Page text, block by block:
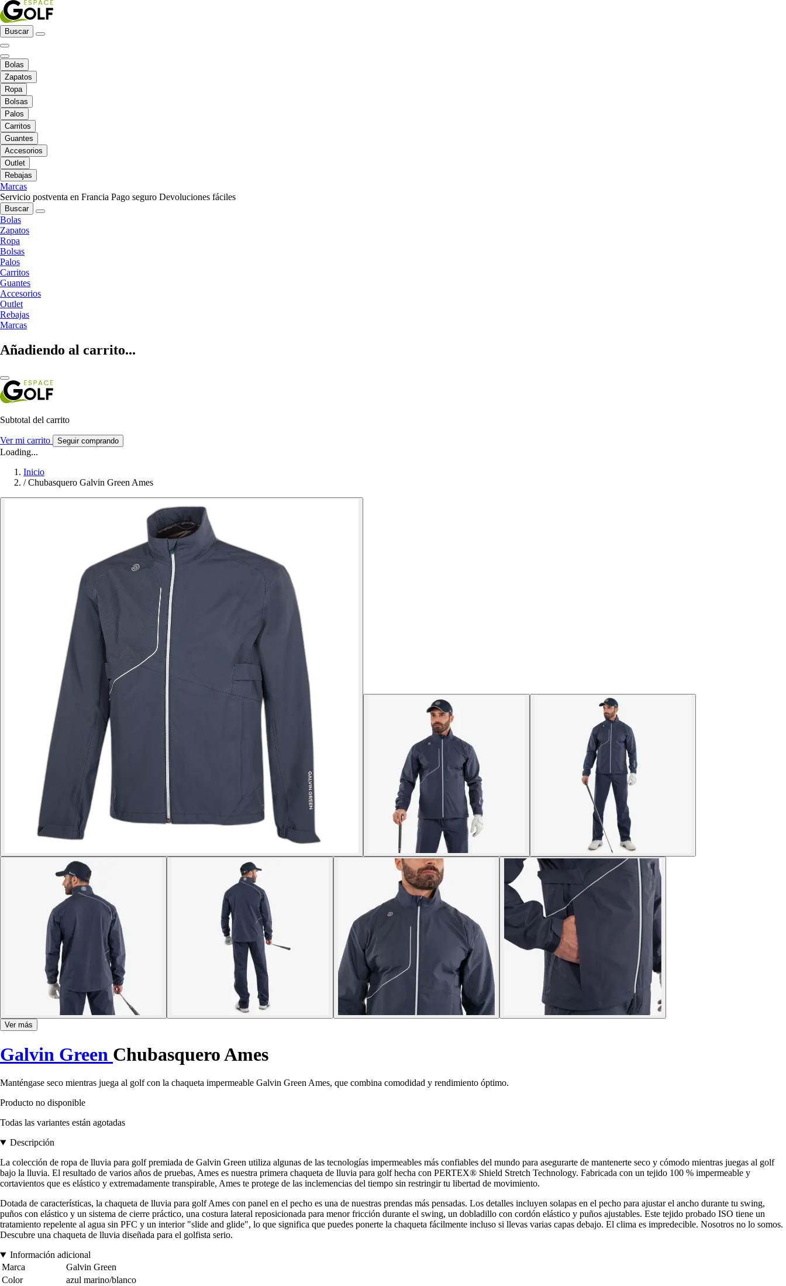
Buscar
Bolas
Zapatos
Ropa
Bolsas
Palos
Carritos
Guantes
Accesorios
Outlet
Rebajas
Marcas
Servicio postventa en Francia Pago seguro Devoluciones fáciles
Buscar
Bolas
Zapatos
Ropa
Bolsas
Palos
Carritos
Guantes
Accesorios
Outlet
Rebajas
Marcas
Añadiendo al carrito...
Subtotal del carrito
Ver mi carrito Seguir comprando
Loading...
Inicio
/ Chubasquero Galvin Green Ames
Ver más
Galvin Green Chubasquero Ames
Manténgase seco mientras juega al golf con la chaqueta impermeable Galvin Green Ames, que combina comodidad y rendimiento óptimo.
Producto no disponible
Todas las variantes están agotadas
Descripción
La colección de ropa de lluvia para golf premiada de Galvin Green utiliza algunas de las tecnologías impermeables más confiables del mundo para asegurarte de mantenerte seco y cómodo mientras juegas al golf
bajo la lluvia. El resultado de varios años de pruebas, Ames es nuestra primera chaqueta de lluvia para golf hecha con PERTEX® Shield Stretch Technology. Fabricada con un tejido 100 % impermeable y
cortavientos que es elástico y extremadamente transpirable, Ames te protege de las inclemencias del tiempo sin restringir tu libertad de movimiento.
Dotada de características, la chaqueta de lluvia para golf Ames con panel en el pecho es una de nuestras prendas más pensadas. Los detalles incluyen solapas en el pecho para ajustar el ancho durante tu swing,
puños con elástico y un sistema de cierre práctico, una costura lateral reposicionada para menor fricción durante el swing, un dobladillo con cordón elástico y puños ajustables. Este tejido probado ISO tiene un
tratamiento repelente al agua sin PFC y un interior "slide and glide", lo que significa que puedes ponerte la chaqueta fácilmente incluso si llevas varias capas debajo. El clima es impredecible. Nosotros no lo somos.
Descubre una chaqueta de lluvia diseñada para el golfista serio.
Información adicional
Marca
Galvin Green
Color
azul marino/blanco